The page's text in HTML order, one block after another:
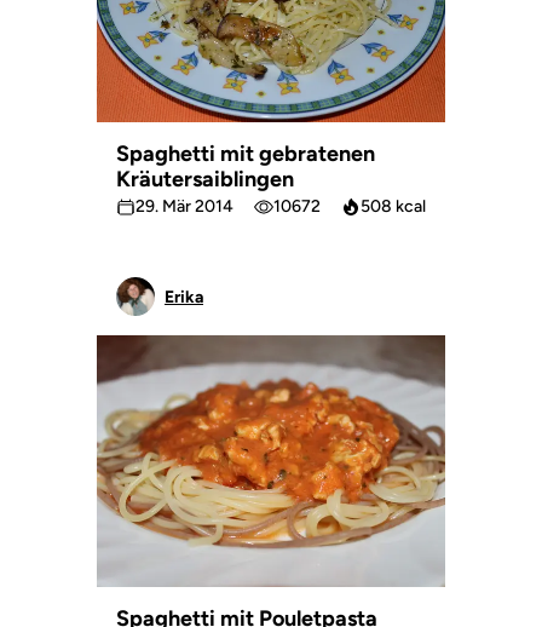
Spaghetti mit gebratenen
Kräutersaiblingen
29. Mär 2014 10672 508 kcal
Erika
Spaghetti mit Pouletpasta